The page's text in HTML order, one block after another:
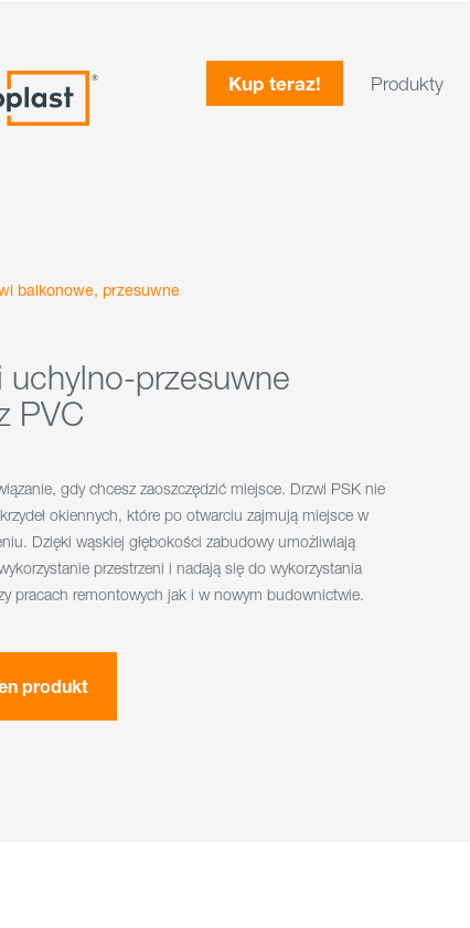
Kup teraz! Produkty
balkonowe, przesuwne
uchylno-przesuwne
PVC
gdy chcesz zaoszczędzić miejsce. Drzwi PSK nie
okiennych, które po otwarciu zajmują miejsce w
Dzięki wąskiej głębokości zabudowy umożliwiają
przestrzeni i nadają się do wykorzystania
pracach remontowych jak i w nowym budownictwie.
produkt